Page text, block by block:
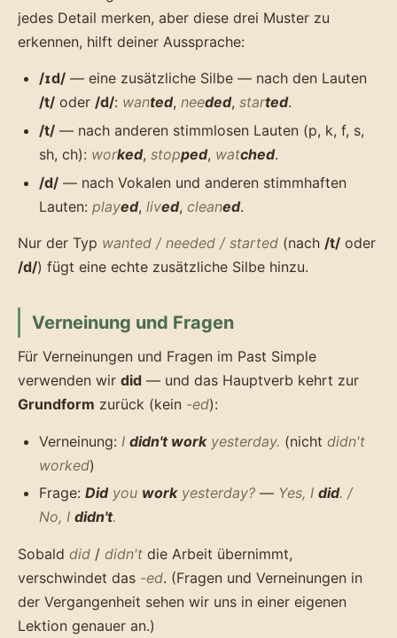
jedes Detail merken, aber diese drei Muster zu
erkennen, hilft deiner Aussprache:
/ɪd/ — eine zusätzliche Silbe — nach den Lauten
/t/ oder /d/: wanted, needed, started.
/t/ — nach anderen stimmlosen Lauten (p, k, f, s,
sh, ch): worked, stopped, watched.
/d/ — nach Vokalen und anderen stimmhaften
Lauten: played, lived, cleaned.
Nur der Typ wanted / needed / started (nach /t/ oder
/d/) fügt eine echte zusätzliche Silbe hinzu.
Verneinung und Fragen
Für Verneinungen und Fragen im Past Simple
verwenden wir did — und das Hauptverb kehrt zur
Grundform zurück (kein -ed):
Verneinung: I didn't workyesterday. (nicht didn't
worked)
Frage: Didyou workyesterday? — Yes, I did. /
No, I didn't.
Sobald did / didn't die Arbeit übernimmt,
verschwindet das -ed. (Fragen und Verneinungen in
der Vergangenheit sehen wir uns in einer eigenen
Lektion genauer an.)